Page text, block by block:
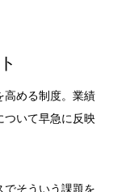
高める制度。業績
ついて早急に反映
でそういう課題を